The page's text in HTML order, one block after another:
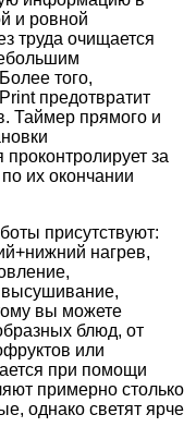
и ровной
труда очищается
того,
предотвратит
Таймер прямого и
за
их окончании
присутствуют:
нагрев,
высушивание,
вы можете
блюд, от
или
при помощи
примерно столько
однако светят ярче